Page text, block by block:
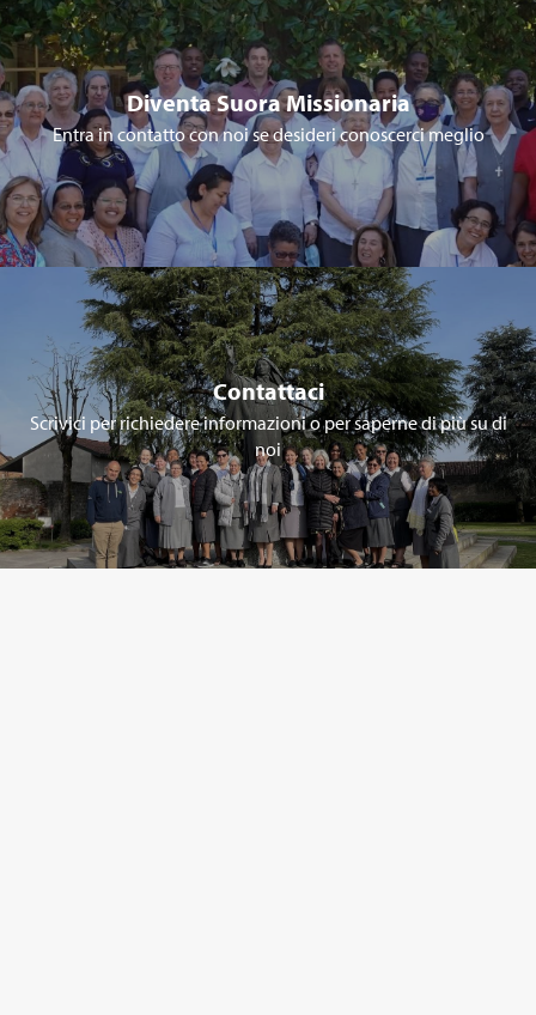
Diventa Suora Missionaria
Entra in contatto con noi se desideri conoscerci meglio
Contattaci
Scrivici per richiedere informazioni o per saperne di più su di
noi